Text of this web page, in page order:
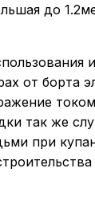
до
от борта
так же
при